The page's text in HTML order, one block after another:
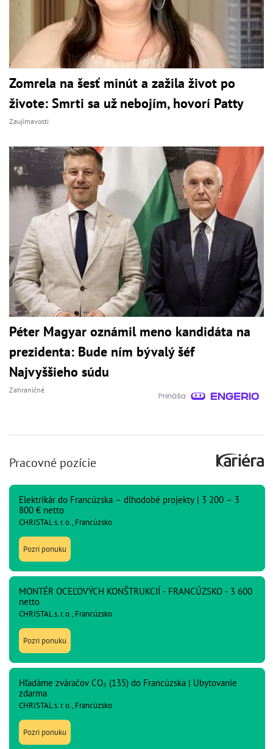
Zomrela na šesť minút a zažila život po
živote: Smrti sa už nebojím, hovorí Patty
Zaujímavosti
Péter Magyar oznámil meno kandidáta na
prezidenta: Bude ním bývalý šéf
Najvyššieho súdu
Zahraničné
Pracovné pozície
Elektrikár do Francúzska – dlhodobé projekty | 3 200 – 3
800 € netto
CHRISTAL s. r. o., Francúzsko
Pozri ponuku
MONTÉR OCEĽOVÝCH KONŠTRUKCIÍ - FRANCÚZSKO - 3 600
netto
CHRISTAL s. r. o., Francúzsko
Pozri ponuku
Hľadáme zváračov CO₂ (135) do Francúzska | Ubytovanie
zdarma
CHRISTAL s. r. o., Francúzsko
Pozri ponuku